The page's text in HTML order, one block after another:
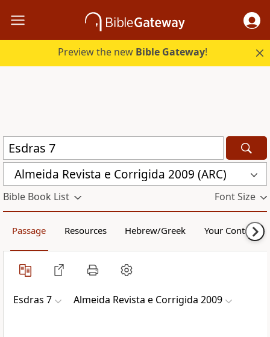
Preview the new Bible Gateway!
Almeida Revista e Corrigida 2009 (ARC)
Bible Book List Font Size
Passage Resources Hebrew/Greek Your Content
Esdras 7 Almeida Revista e Corrigida 2009